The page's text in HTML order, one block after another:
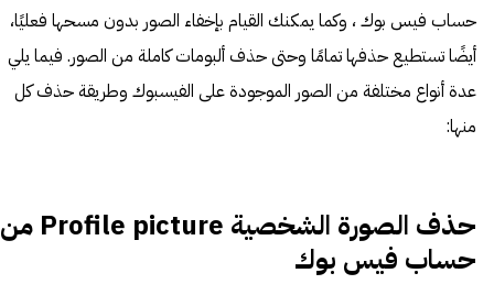
حساب فيس بوك ، وكما يمكنك القيام بإخفاء الصور بدون مسحها فعليًا،
أيضًا تستطيع حذفها تمامًا وحتى حذف ألبومات كاملة من الصور. فيما يلي
عدة أنواع مختلفة من الصور الموجودة على الفيسبوك وطريقة حذف كل
منها:
حذف الصورة الشخصية Profile picture من
حساب فيس بوك